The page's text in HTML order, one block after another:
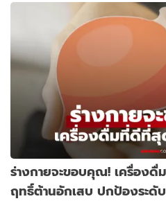
ร่างกายจะขอบคุณ! เครื่อง
ฤทธิ์ต้านอักเสบ ปกป้องระดั